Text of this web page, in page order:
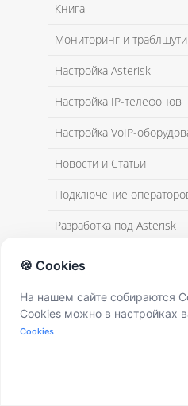
Книга
Мониторинг и
Настройка Asterisk
Настройка IP-телефонов
Настройка VoIP-
Новости и Статьи
Подключение
Разработка под Asterisk
VOIP
🍪 Cookies
На нашем сайте собираются
Cookies можно в настройках
Cookies